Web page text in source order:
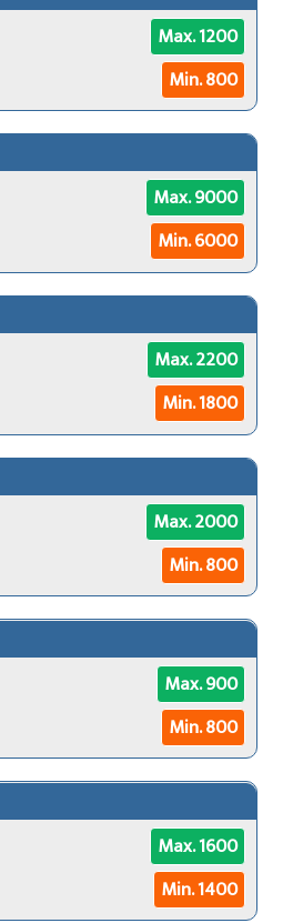
Max. 1200
Min. 800
Max. 9000
Min. 6000
Max. 2200
Min. 1800
Max. 2000
Min. 800
Max. 900
Min. 800
Max. 1600
Min. 1400